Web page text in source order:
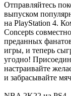
Отправляйтесь
выпуском
на PlayStation 4.
Concepts
преданных
игры, и теперь
угодно!
настраивайте
и забрасывайте